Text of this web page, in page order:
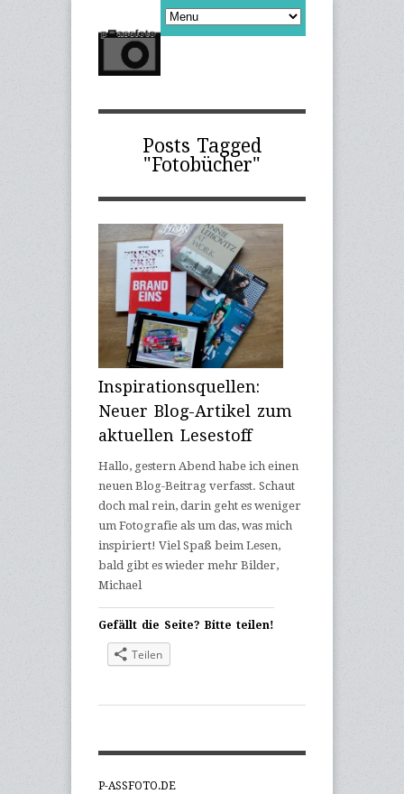
Posts Tagged
"Fotobücher"
Inspirationsquellen:
Neuer Blog-Artikel zum
aktuellen Lesestoff
Hallo, gestern Abend habe ich einen
neuen Blog-Beitrag verfasst. Schaut
doch mal rein, darin geht es weniger
um Fotografie als um das, was mich
inspiriert! Viel Spaß beim Lesen,
bald gibt es wieder mehr Bilder,
Michael
Gefällt die Seite? Bitte teilen!
Teilen
P-ASSFOTO.DE